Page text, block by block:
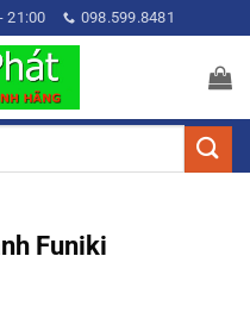
21:00 098.599.8481
Funiki